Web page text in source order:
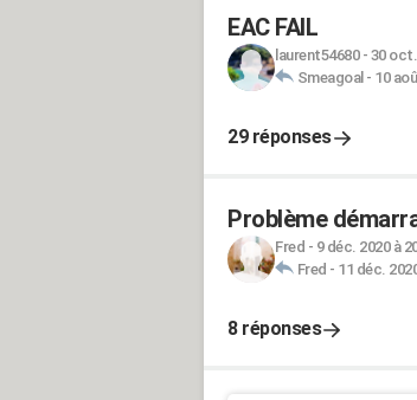
EAC FAIL
laurent54680- 30 oct.
Smeagoal - 10
29 réponses
Problème
Fred - 9 déc. 2020 à
Fred - 11 déc.
8 réponses